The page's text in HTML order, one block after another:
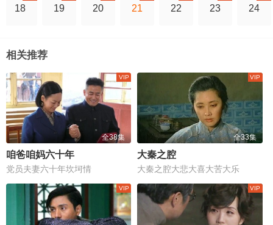
18 19 20 21 22 23 24
相关推荐
全38集
咱爸咱妈六十年
党员夫妻六十年坎坷情
全33集
大秦之腔
大秦之腔大悲大喜大苦大乐